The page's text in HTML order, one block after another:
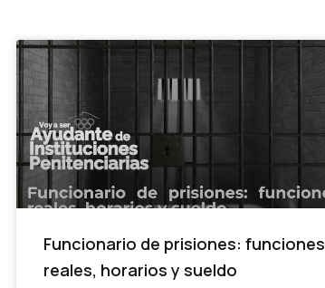
Funcionario de prisiones: funciones
reales, horarios y sueldo